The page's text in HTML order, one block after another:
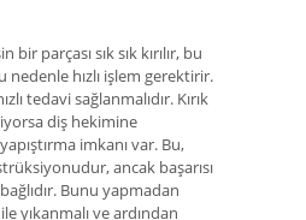
bir parçası sık sık kırılır, bu
nedenle hızlı işlem gerektirir.
tedavi sağlanmalıdır. Kırık
diş hekimine
imkanı var. Bu,
ancak başarısı
Bunu yapmadan
yıkanmalı ve ardından